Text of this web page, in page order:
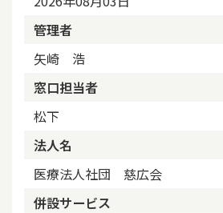
管理者
矢崎 浩
窓口担当者
松下
法人名
医療法人社団 慈広会
併設サービス